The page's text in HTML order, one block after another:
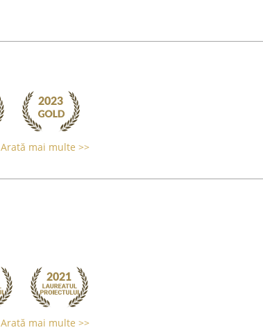
Arată mai multe >>
Arată mai multe >>